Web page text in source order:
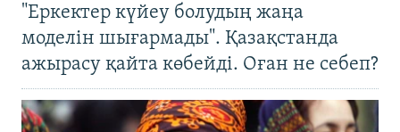
"Еркектер күйеу болудың жаңа
моделін шығармады". Қазақстанда
ажырасу қайта көбейді. Оған не себеп?